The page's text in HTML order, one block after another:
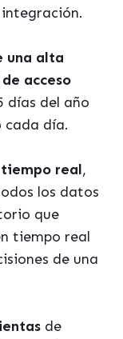
una alta
acceso
días del año
cada día.
real,
los datos
que
tiempo real
de una
de